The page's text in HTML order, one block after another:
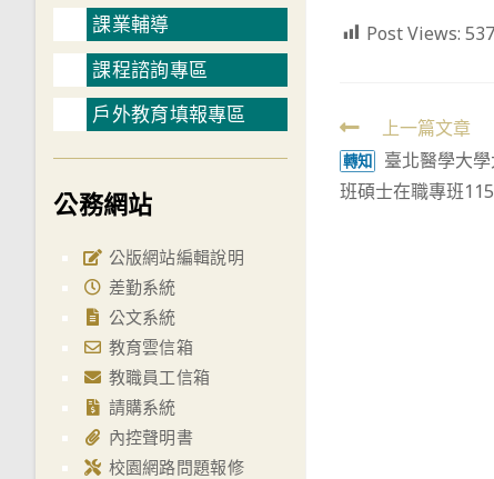
Post Views: 537
Read
more
articles
上一篇文章
轉知
臺北醫學大
班碩士在職專班
課業輔導
課程諮詢專區
戶外教育填報專區
公務網站
公版網站編輯說明
差勤系統
公文系統
教育雲信箱
教職員工信箱
請購系統
內控聲明書
校園網路問題報修